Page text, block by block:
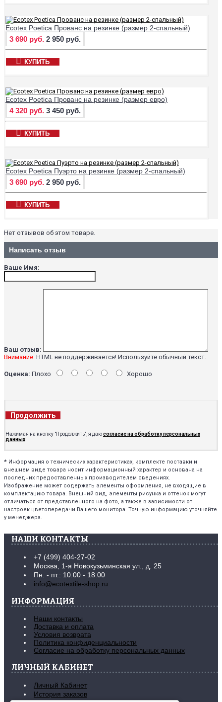
Ecotex Poetica Прованс на резинке (размер 2-спальный)
3 690 руб. 2 950 руб.
КУПИТЬ
Ecotex Poetica Прованс на резинке (размер евро)
4 320 руб. 3 450 руб.
КУПИТЬ
Ecotex Poetica Пуэрто на резинке (размер 2-спальный)
3 690 руб. 2 950 руб.
КУПИТЬ
Нет отзывов об этом товаре.
Написать отзыв
Ваше Имя:
Ваш отзыв:
Внимание: HTML не поддерживается! Используйте обычный текст.
Оценка: Плохо Хорошо
Продолжить
Нажимая на кнопку "Продолжить", я даюсогласие на обработку персональных
данных
* Информация о технических характеристиках, комплекте поставки и
внешнем виде товара носит информационный характер и основана на
последних предоставленных производителем сведениях.
Изображение может содержать элементы оформления, не входящие в
комплектацию товара. Внешний вид, элементы рисунка и оттенок могут
отличаться от представленного на фото, а также в зависимости от
настроек цветопередачи Вашего монитора. Точную информацию уточняйте
у менеджера.
НАШИ КОНТАКТЫ
+7 (499) 404-27-02
Москва, 1-я Новокузьминская ул., д. 25
Пн. - пт.: 10.00 - 18.00
info@ecotextile-shop.ru
ИНФОРМАЦИЯ
Наши контакты
Доставка и оплата
Условия возврата
Политика конфиденциальности
Согласие на обработку персональных данных
ЛИЧНЫЙ КАБИНЕТ
Личный Кабинет
История заказов